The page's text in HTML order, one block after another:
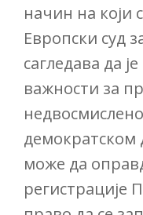
начин на који
Европски суд
сагледава да
важности за
демократском
може да
регистрације